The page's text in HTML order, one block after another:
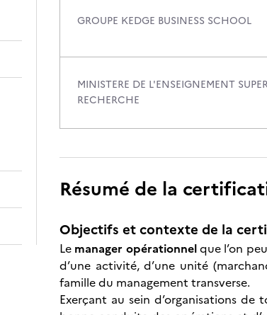
GROUPE KEDGE BUSINESS SCHOOL
MINISTERE DE L'ENSEIGNEMENT
RECHERCHE
Résumé de la
Objectifs et contexte de la
Le manager opérationnelque l’on
d’une activité, d’une unité
famille du management transverse.
Exerçant au sein d’organisations